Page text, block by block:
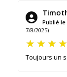
Publié le
7/8/2025)
Toujours un